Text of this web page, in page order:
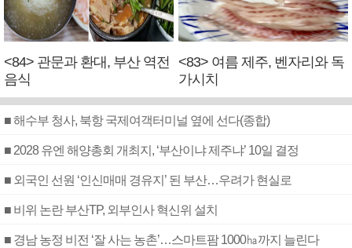
<84> 관문과 환대, 부산 역전
음식
<83> 여름 제주, 벤자리와 독
가시치
■ 해수부 청사, 북항 국제여객터미널 옆에 선다(종합)
■ 2028 유엔 해양총회 개최지, ‘부산이냐 제주냐’ 10일 결정
■ 외국인 선원 ‘인신매매 경유지’ 된 부산…우려가 현실로
■ 비위 논란 부산TP, 외부인사 혁신위 설치
■ 경남 농정 비전 ‘잘 사는 농촌’…스마트팜 1000㏊까지 늘린다